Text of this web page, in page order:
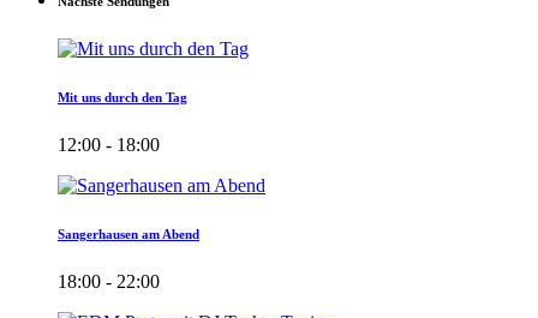
Mit uns durch den Tag
12:00 - 18:00
Sangerhausen am Abend
18:00 - 22:00